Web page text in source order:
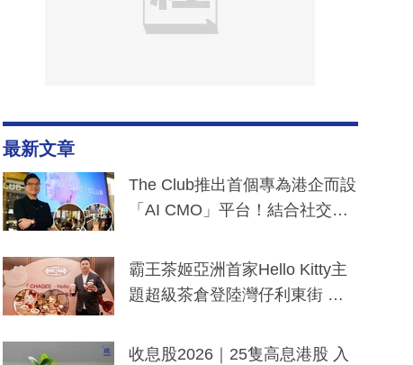
最新文章
The Club推出首個專為港企而設
「AI CMO」平台！結合社交聆
分鐘生成「貼地」宣傳短片
霸王茶姬亞洲首家Hello Kitty主
題超級茶倉登陸灣仔利東街 推
y及香港限定特調系列
收息股2026｜25隻高息港股 入